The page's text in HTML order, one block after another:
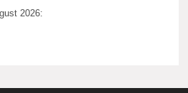
2026: